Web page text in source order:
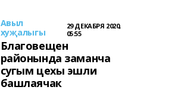
Авыл
хуҗалыгы
29 ДЕКАБРЯ 2020,
05:55
Благовещен
районында заманча
сугым цехы эшли
башлаячак